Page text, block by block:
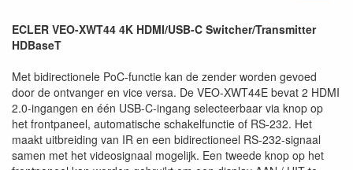
ECLER VEO-XWT44 4K HDMI/USB-C Switcher/Transmitter
HDBaseT
Met bidirectionele PoC-functie kan de zender worden gevoed
door de ontvanger en vice versa. De VEO-XWT44E bevat 2 HDMI
2.0-ingangen en één USB-C-ingang selecteerbaar via knop op
het frontpaneel, automatische schakelfunctie of RS-232. Het
maakt uitbreiding van IR en een bidirectioneel RS-232-signaal
samen met het videosignaal mogelijk. Een tweede knop op het